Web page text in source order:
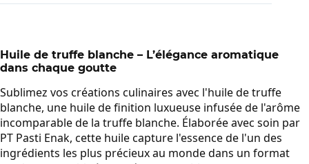
Huile de truffe blanche – L’élégance aromatique
dans chaque goutte
Sublimez vos créations culinaires avec l'huile de truffe
blanche, une huile de finition luxueuse infusée de l'arôme
incomparable de la truffe blanche. Élaborée avec soin par
PT Pasti Enak, cette huile capture l'essence de l'un des
ingrédients les plus précieux au monde dans un format